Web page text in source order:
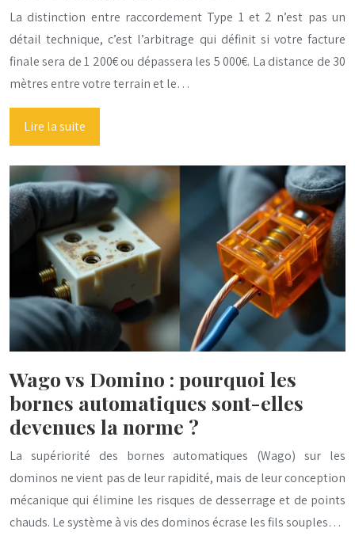
La distinction entre raccordement Type 1 et 2 n’est pas un
détail technique, c’est l’arbitrage qui définit si votre facture
finale sera de 1 200€ ou dépassera les 5 000€. La distance de 30
mètres entre votre terrain et le…
Lire la suite
Wago vs Domino : pourquoi les
bornes automatiques sont-elles
devenues la norme ?
La supériorité des bornes automatiques (Wago) sur les
dominos ne vient pas de leur rapidité, mais de leur conception
mécanique qui élimine les risques de desserrage et de points
chauds. Le système à vis des dominos écrase les fils souples…